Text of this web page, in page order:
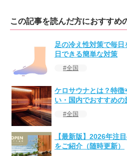
この記事を読んだ方におすすめ
足の冷え性対策で毎
日できる簡単な対策
全国
ケロサウナとは？特
い・国内でおすすめの
全国
【最新版】2026年注
をご紹介（随時更新）